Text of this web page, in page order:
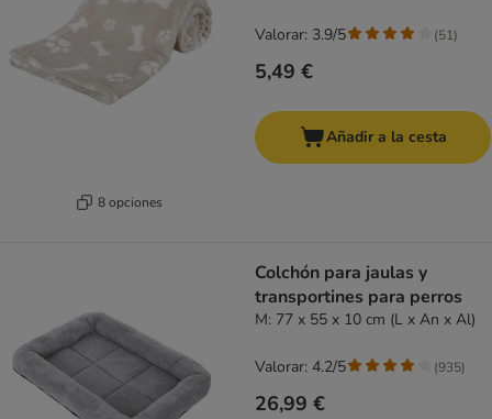
8 opciones
5,49 €
Valorar: 3.9/5 (51)
Añadir a la cesta
Colchón para jaulas y
transportines para perros
M: 77 x 55 x 10 cm (L x An x Al)
26,99 €
Valorar: 4.2/5 (935)